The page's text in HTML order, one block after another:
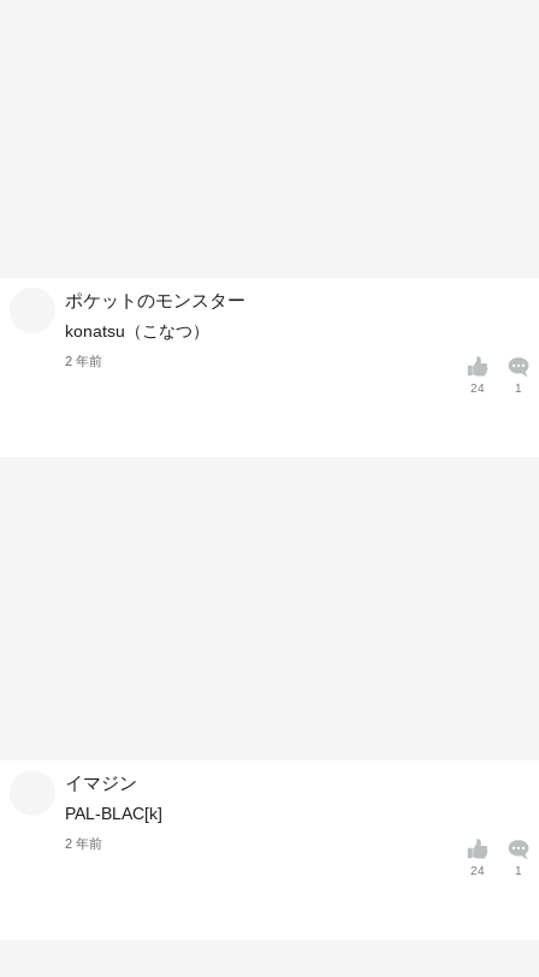
ポケットのモンスター
konatsu（こなつ）
2 年前
24 1
イマジン
PAL-BLAC[k]
2 年前
24 1